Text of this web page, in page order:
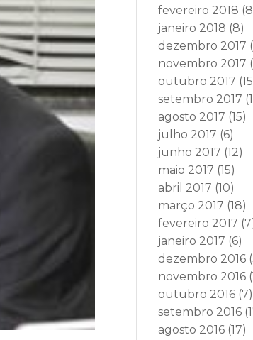
fevereiro 2018
janeiro 2018 (8)
dezembro 2017
novembro 2017
outubro 2017
setembro 2017
agosto 2017 (15)
julho 2017 (6)
junho 2017 (12)
maio 2017 (15)
abril 2017 (10)
março 2017 (18)
fevereiro 2017
janeiro 2017 (6)
dezembro 2016
novembro 2016
outubro 2016 (7)
setembro 2016
agosto 2016 (17)